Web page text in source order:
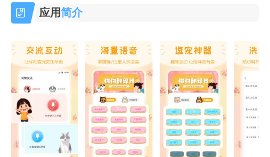
应用简介